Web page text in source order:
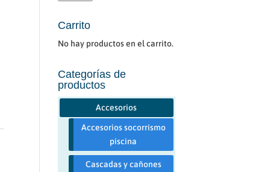
Carrito
No hay productos en el carrito.
Categorías de
productos
Accesorios
Accesorios socorrismo
piscina
Cascadas y cañones